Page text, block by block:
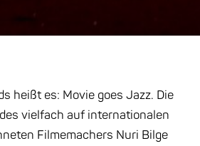
heißt es: Movie goes Jazz. Die
vielfach auf internationalen
Filmemachers Nuri Bilge